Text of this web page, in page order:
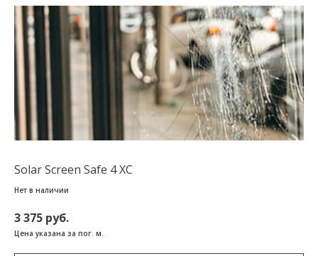
Solar Screen Safe 4 XC
Нет в наличии
3 375 руб.
Цена указана за пог. м.